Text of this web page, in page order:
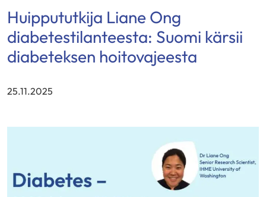
Huippututkija Liane Ong
diabetestilanteesta: Suomi kärsii
diabeteksen hoitovajeesta
25.11.2025